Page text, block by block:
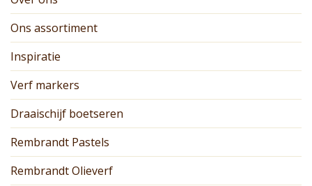
Ons assortiment
Inspiratie
Verf markers
Draaischijf boetseren
Rembrandt Pastels
Rembrandt Olieverf